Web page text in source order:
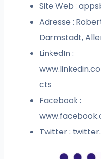
Site Web :
Adresse :
Darmstadt,
LinkedIn :
cts
Facebook :
Twitter :